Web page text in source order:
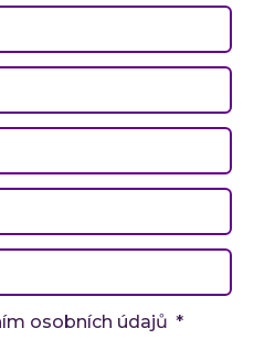
osobních údajů *